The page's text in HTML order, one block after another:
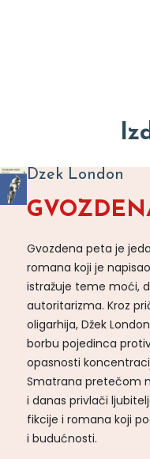
Dzek London
Gvozdena peta je
romana koji je
istražuje teme moći,
autoritarizma. Kroz
oligarhija, Džek
borbu pojedinca
opasnosti
Smatrana pretečom
i danas privlači
fikcije i romana koji
i budućnosti.